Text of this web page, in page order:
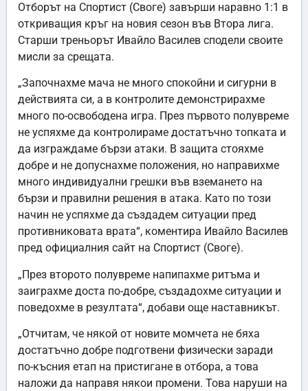
Отборът на Спортист (Своге) завърши наравно 1:1 в
откриващия кръг на новия сезон във Втора лига.
Старши треньорът Ивайло Василев сподели своите
мисли за срещата.
„Започнахме мача не много спокойни и сигурни в
действията си, а в контролите демонстрирахме
много по-освободена игра. През първото полувреме
не успяхме да контролираме достатъчно топката и
да изграждаме бързи атаки. В защита стояхме
добре и не допуснахме положения, но направихме
много индивидуални грешки във вземането на
бързи и правилни решения в атака. Като по този
начин не успяхме да създадем ситуации пред
противниковата врата“, коментира Ивайло Василев
пред официалния сайт на Спортист (Своге).
„През второто полувреме напипахме ритъма и
заиграхме доста по-добре, създадохме ситуации и
поведохме в резултата“, добави още наставникът.
„Отчитам, че някой от новите момчета не бяха
достатъчно добре подготвени физически заради
по-късния етап на пристигане в отбора, а това
наложи да направя някои промени. Това наруши на